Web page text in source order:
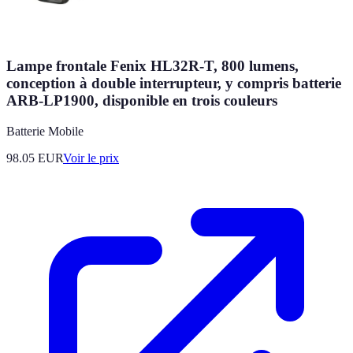
Lampe frontale Fenix HL32R-T, 800 lumens,
conception à double interrupteur, y compris batterie
ARB-LP1900, disponible en trois couleurs
Batterie Mobile
98.05 EURVoir le prix